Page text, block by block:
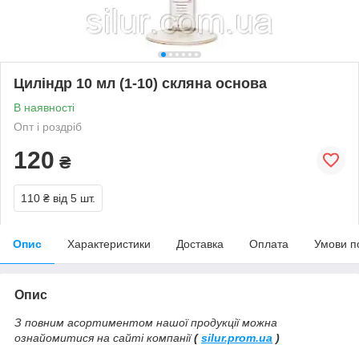
Циліндр 10 мл (1-10) скляна основа
В наявності
Опт і роздріб
120 ₴
110 ₴ від 5 шт.
Опис Характеристики Доставка Оплата Умови
Опис
З повним асортиментом нашої продукції можна
ознайомитися на сайті компанії(silur.prom.ua )